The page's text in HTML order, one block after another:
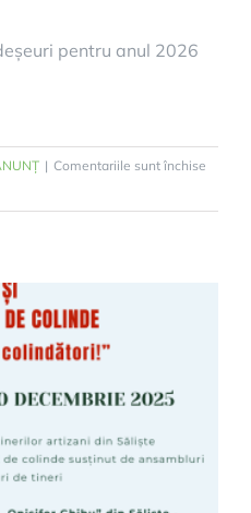
pentru anul 2026
| Comentariile sunt închise
de